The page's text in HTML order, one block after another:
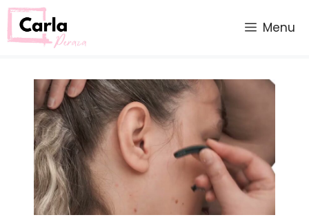
Saltar
al
contenido
Menu